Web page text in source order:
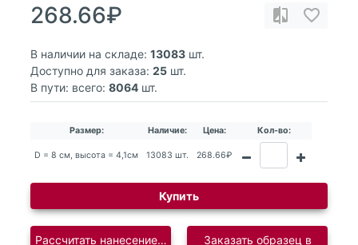
268.66₽
В наличии на складе: 13083 шт.
Доступно для заказа: 25 шт.
В пути: всего: 8064 шт.
Размер: Наличие: Цена: Кол-во:
D = 8 cм, высота = 4,1см 13083 шт. 268.66₽
Купить
Рассчитать нанесение логотипаЗаказать образец в